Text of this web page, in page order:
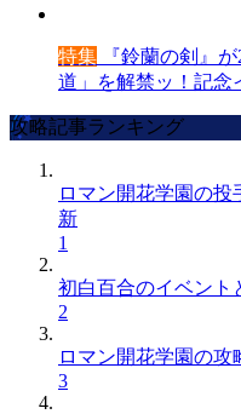
特集 『鈴蘭の剣』
道」を解禁ッ！記念
攻略記事ランキング
ロマン開花学園の投
新
1
初白百合のイベント
2
ロマン開花学園の攻
3